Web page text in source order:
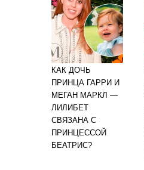
КАК ДОЧЬ
ПРИНЦА ГАРРИ И
МЕГАН МАРКЛ —
ЛИЛИБЕТ
СВЯЗАНА С
ПРИНЦЕССОЙ
БЕАТРИС?